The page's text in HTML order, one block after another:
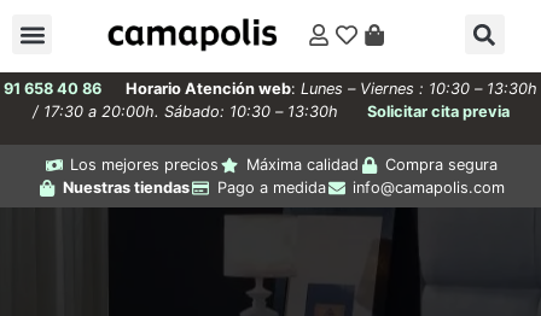
91 658 40 86 Horario Atención web: Lunes – Viernes : 10:30 – 13:30h
/ 17:30 a 20:00h. Sábado: 10:30 – 13:30h
Solicitar cita previa
Los mejores precios Máxima calidad
Compra segura
Nuestras tiendas
Pago a medida info@camapolis.com